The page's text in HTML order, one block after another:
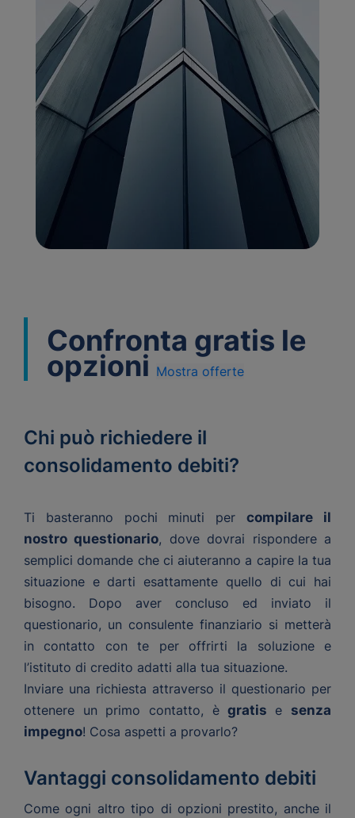
Confronta gratis le
opzioni Mostra offerte
Chi può richiedere il
consolidamento debiti?
Ti basteranno pochi minuti percompilare il
nostro questionario, dove dovrai rispondere a
semplici domande che ci aiuteranno a capire la tua
situazione e darti esattamente quello di cui hai
bisogno. Dopo aver concluso ed inviato il
questionario, un consulente finanziario si metterà
in contatto con te per offrirti la soluzione e
l’istituto di credito adatti alla tua situazione.
Inviare una richiesta attraverso il questionario per
ottenere un primo contatto, ègratis e senza
impegno! Cosa aspetti a provarlo?
Vantaggi consolidamento debiti
Come ogni altro tipo di opzioni prestito, anche il